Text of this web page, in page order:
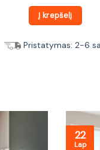
Į krepšelį
Pristatymas: 2-6
22
Lap